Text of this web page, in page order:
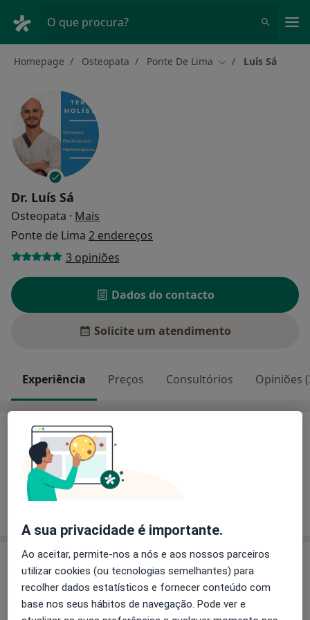
O que procura?
Homepage Osteopata Ponte De Lima Mudar de cidade
Luís Sá
Dr. Luís Sá
Osteopata · Mais
Ponte de Lima 2 endereços
3 opiniões
Dados do contacto
Solicite um atendimento
Experiência Preços Consultórios Opiniões
Experiência
Osteopatia
Hipnoterapia
Serviços e preços
Consulta domiciliar Osteopatia
Serviço gratuito Detalhes
A sua privacidade é importante.
Ao aceitar, permite-nos a nós e aos nossos parceiros
utilizar cookies (ou tecnologias semelhantes) para
recolher dados estatísticos e fornecer conteúdo com
base nos seus hábitos de navegação. Pode ver e